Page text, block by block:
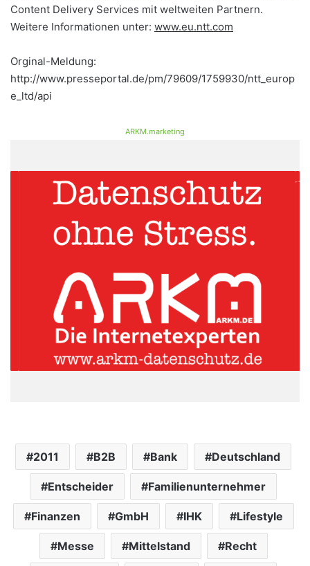
Content Delivery Services mit weltweiten Partnern.
Weitere Informationen unter: www.eu.ntt.com
Orginal-Meldung:
http://www.presseportal.de/pm/79609/1759930/ntt_europ
e_ltd/api
ARKM.marketing
2011 B2B Bank Deutschland
Entscheider Familienunternehmer
Finanzen GmbH IHK Lifestyle
Messe Mittelstand Recht